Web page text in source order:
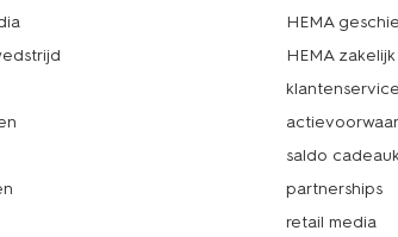
HEMA
HEMA zakelijk
klantenservice
saldo
partnerships
retail media